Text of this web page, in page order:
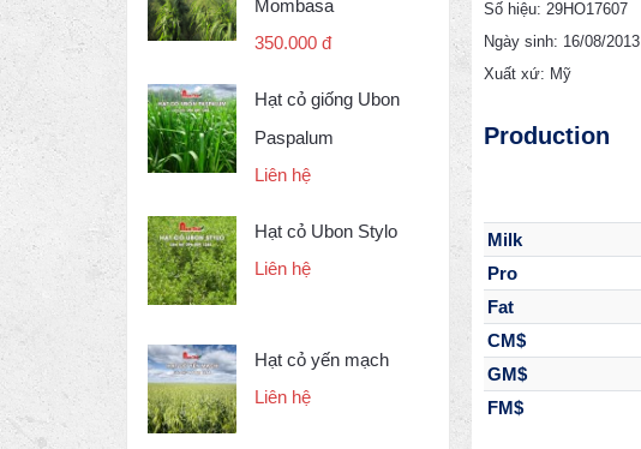
Mombasa
350.000 đ
Hạt cỏ giống Ubon
Paspalum
Liên hệ
Hạt cỏ Ubon Stylo
Liên hệ
Hạt cỏ yến mạch
Liên hệ
Số hiệu: 29HO17607
Ngày sinh: 16/08/2013
Xuất xứ: Mỹ
Production
Milk
Pro
Fat
CM$
GM$
FM$